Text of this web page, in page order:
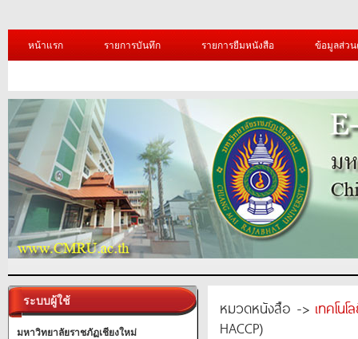
หน้าแรก รายการบันทึก รายการยืมหนังสือ ข้อมูลส่ว
ระบบผู้ใช้
มหาวิทยาลัยราชภัฏเชียงใหม่
หมวดหนังสือ -> เทคโน
HACCP)